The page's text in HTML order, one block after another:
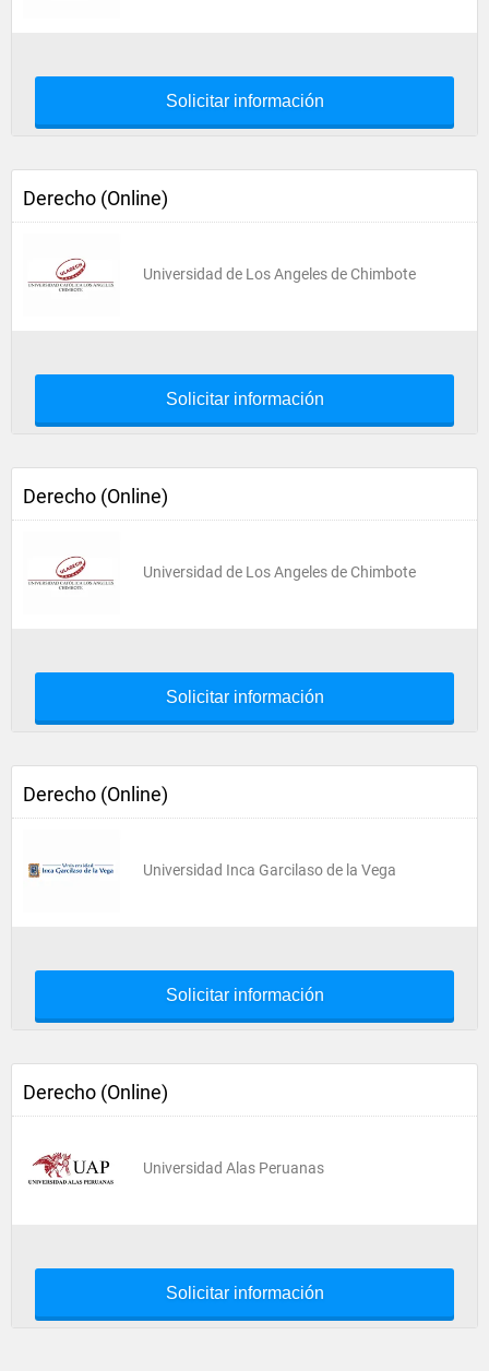
Solicitar información
Derecho (Online)
Universidad de Los Angeles de Chimbote
Solicitar información
Derecho (Online)
Universidad de Los Angeles de Chimbote
Solicitar información
Derecho (Online)
Universidad Inca Garcilaso de la Vega
Solicitar información
Derecho (Online)
Universidad Alas Peruanas
Solicitar información